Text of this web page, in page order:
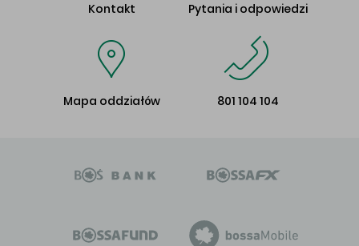
Kontakt Pytania i odpowiedzi
Mapa oddziałów 801 104 104